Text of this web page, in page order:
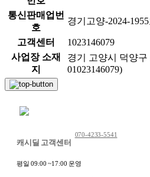
통신판매업번
호
경기고양-2024-1955
고객센터
1023146079
사업장 소재
지
경기 고양시 덕양
01023146079)
캐시딜 고객센터
070-4233-5541
평일 09:00 ~17:00 운영